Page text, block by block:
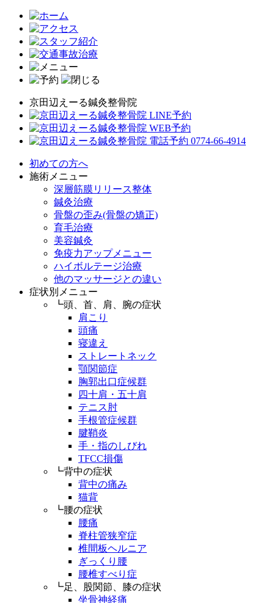
京田辺えーる鍼灸整骨院
初めての方へ
施術メニュー
深層筋膜リリース整体
鍼灸治療
骨盤の歪み(骨盤の矯正)
育毛治療
美容鍼灸
免疫力アップメニュー
ハイボルテージ治療
他のマッサージとの違い
症状別メニュー
┗頭、首、肩、腕の症状
肩こり
頭痛
寝違え
ストレートネック
顎関節症
胸郭出口症候群
四十肩・五十肩
テニス肘
手根管症候群
腱鞘炎
手・指のしびれ
TFCC損傷
┗背中の症状
背中の痛み
猫背
┗腰の症状
腰痛
脊柱管狭窄症
椎間板ヘルニア
ぎっくり腰
腰椎すべり症
┗足、股関節、膝の症状
坐骨神経痛